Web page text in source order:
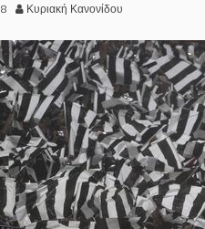
Κυριακή Κανονίδου